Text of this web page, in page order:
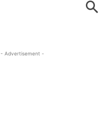
- Advertisement -